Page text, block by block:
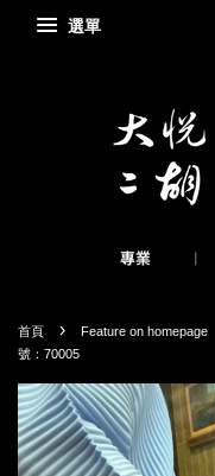
選單
首頁 › Feature on homepage
號：70005